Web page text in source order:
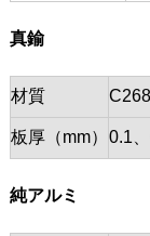
真鍮
材質
板厚（mm） 0.1
純アルミ